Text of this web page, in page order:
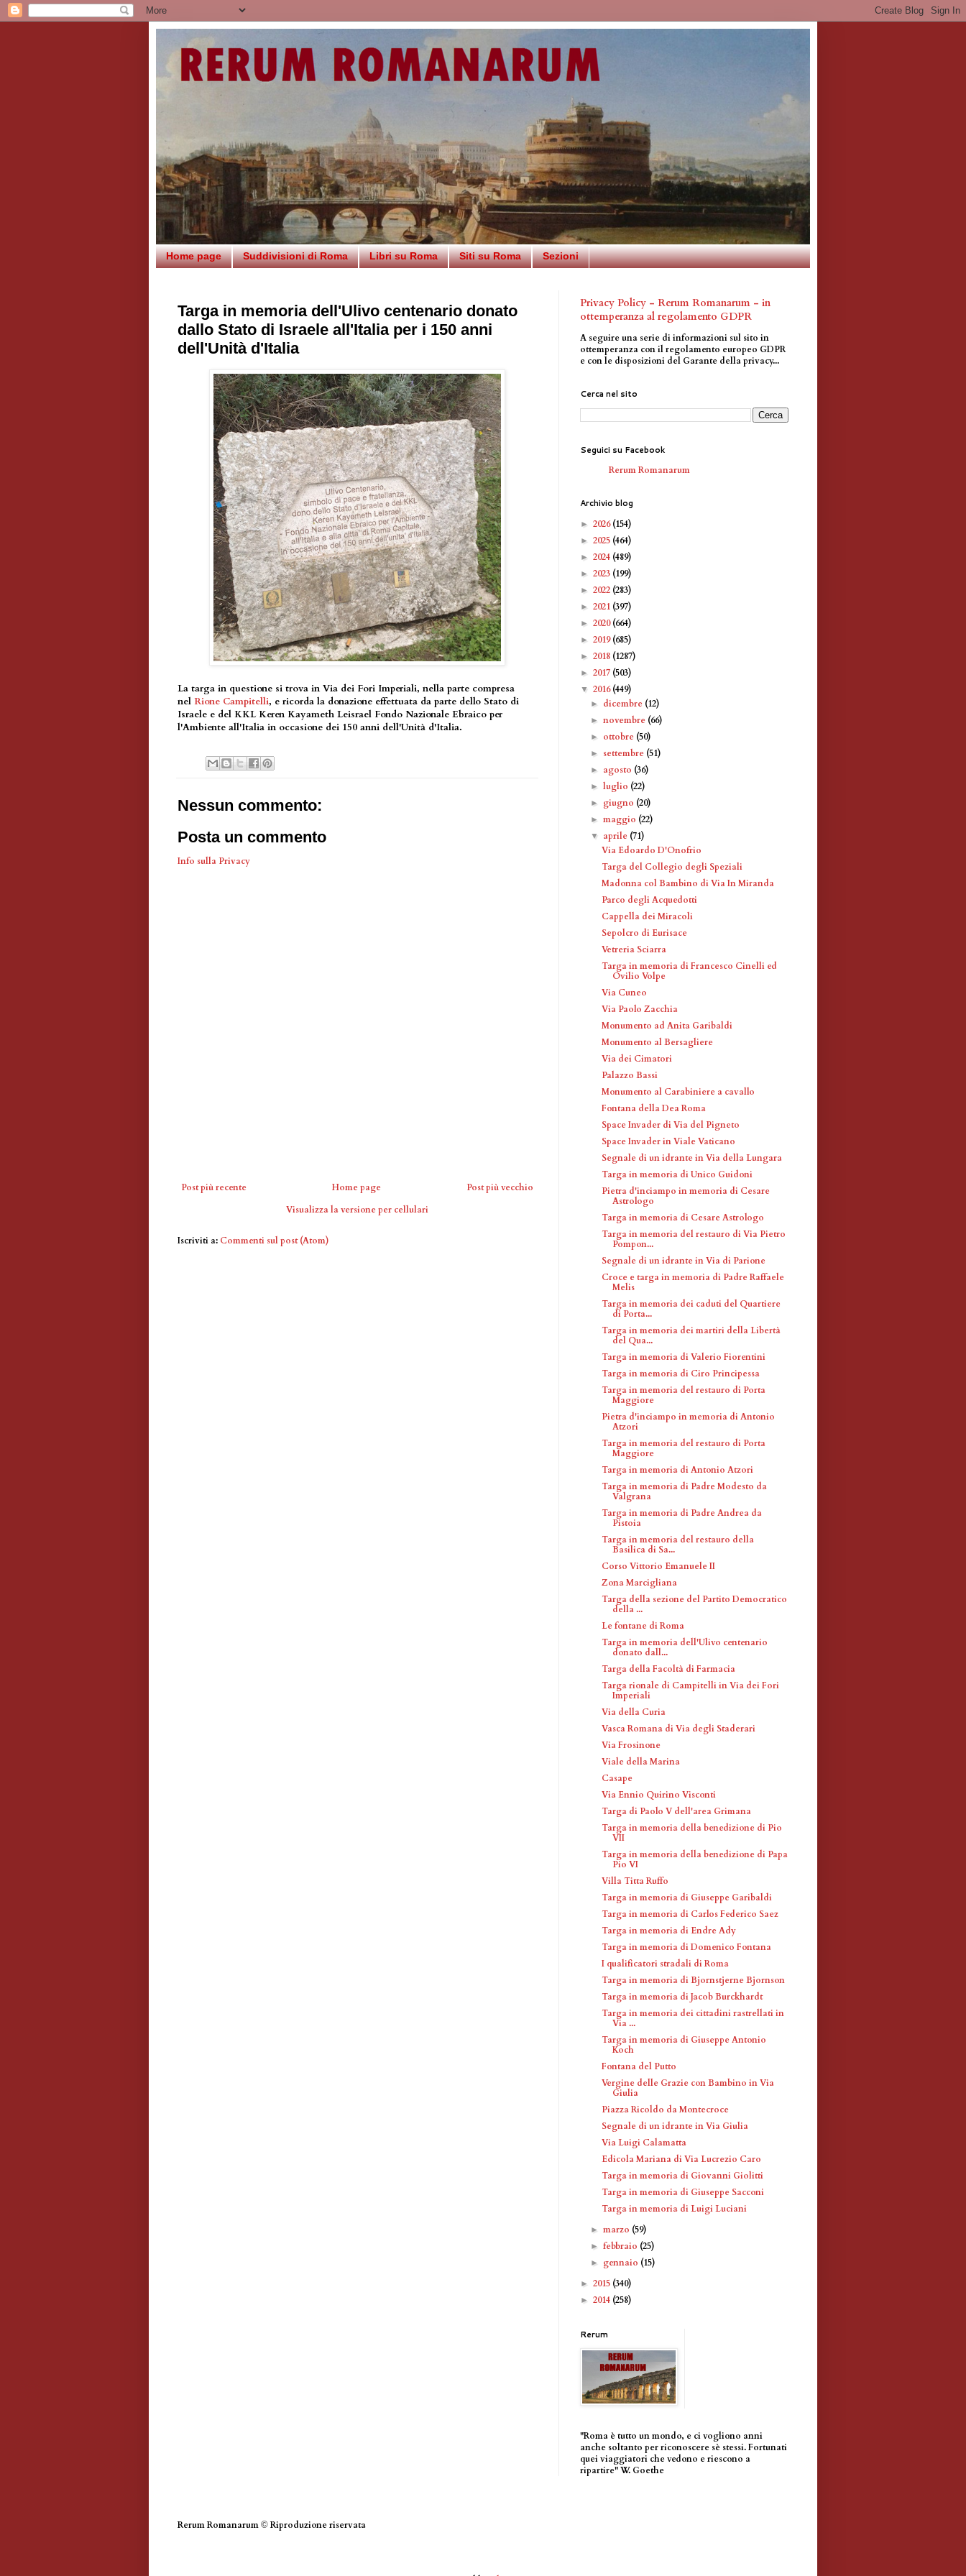
Home page Suddivisioni di Roma Libri su Roma Siti su Roma Sezioni
Targa in memoria dell'Ulivo centenario donato
dallo Stato di Israele all'Italia per i 150 anni
dell'Unità d'Italia
La targa in questione si trova in Via dei Fori Imperiali, nella parte compresa
nel Rione Campitelli, e ricorda la donazione effettuata da parte dello Stato di
Israele e del KKL Keren Kayameth Leisrael Fondo Nazionale Ebraico per
l'Ambiente all'Italia in occasione dei 150 anni dell'Unità d'Italia.
Nessun commento:
Posta un commento
Info sulla Privacy
Post più recente Post più vecchio
Home page
Visualizza la versione per cellulari
Iscriviti a: Commenti sul post (Atom)
Privacy Policy - Rerum Romanarum - in
ottemperanza al regolamento GDPR
A seguire una serie di informazioni sul sito in
ottemperanza con il regolamento europeo GDPR
e con le disposizioni del Garante della privacy...
Cerca nel sito
Seguici su Facebook
Rerum Romanarum
Archivio blog
► 2026(154)
► 2025 (464)
► 2024 (489)
► 2023 (199)
► 2022 (283)
► 2021 (397)
► 2020(664)
► 2019(685)
► 2018 (1287)
► 2017 (503)
▼ 2016(449)
► dicembre (12)
►novembre (66)
► ottobre (50)
► settembre (51)
► agosto (36)
►luglio (22)
► giugno (20)
►maggio (22)
▼ aprile (71)
Via Edoardo D'Onofrio
Targa del Collegio degli Speziali
Madonna col Bambino di Via In Miranda
Parco degli Acquedotti
Cappella dei Miracoli
Sepolcro di Eurisace
Vetreria Sciarra
Targa in memoria di Francesco Cinelli ed
Ovilio Volpe
Via Cuneo
Via Paolo Zacchia
Monumento ad Anita Garibaldi
Monumento al Bersagliere
Via dei Cimatori
Palazzo Bassi
Monumento al Carabiniere a cavallo
Fontana della Dea Roma
Space Invader di Via del Pigneto
Space Invader in Viale Vaticano
Segnale di un idrante in Via della Lungara
Targa in memoria di Unico Guidoni
Pietra d'inciampo in memoria di Cesare
Astrologo
Targa in memoria di Cesare Astrologo
Targa in memoria del restauro di Via Pietro
Pompon...
Segnale di un idrante in Via di Parione
Croce e targa in memoria di Padre Raffaele
Melis
Targa in memoria dei caduti del Quartiere
di Porta...
Targa in memoria dei martiri della Libertà
del Qua...
Targa in memoria di Valerio Fiorentini
Targa in memoria di Ciro Principessa
Targa in memoria del restauro di Porta
Maggiore
Pietra d'inciampo in memoria di Antonio
Atzori
Targa in memoria del restauro di Porta
Maggiore
Targa in memoria di Antonio Atzori
Targa in memoria di Padre Modesto da
Valgrana
Targa in memoria di Padre Andrea da
Pistoia
Targa in memoria del restauro della
Basilica di Sa...
Corso Vittorio Emanuele II
Zona Marcigliana
Targa della sezione del Partito Democratico
della ...
Le fontane di Roma
Targa in memoria dell'Ulivo centenario
donato dall...
Targa della Facoltà di Farmacia
Targa rionale di Campitelli in Via dei Fori
Imperiali
Via della Curia
Vasca Romana di Via degli Staderari
Via Frosinone
Viale della Marina
Casape
Via Ennio Quirino Visconti
Targa di Paolo V dell'area Grimana
Targa in memoria della benedizione di Pio
VII
Targa in memoria della benedizione di Papa
Pio VI
Villa Titta Ruffo
Targa in memoria di Giuseppe Garibaldi
Targa in memoria di Carlos Federico Saez
Targa in memoria di Endre Ady
Targa in memoria di Domenico Fontana
I qualificatori stradali di Roma
Targa in memoria di Bjornstjerne Bjornson
Targa in memoria di Jacob Burckhardt
Targa in memoria dei cittadini rastrellati in
Via ...
Targa in memoria di Giuseppe Antonio
Koch
Fontana del Putto
Vergine delle Grazie con Bambino in Via
Giulia
Piazza Ricoldo da Montecroce
Segnale di un idrante in Via Giulia
Via Luigi Calamatta
Edicola Mariana di Via Lucrezio Caro
Targa in memoria di Giovanni Giolitti
Targa in memoria di Giuseppe Sacconi
Targa in memoria di Luigi Luciani
►marzo (59)
►febbraio (25)
► gennaio (15)
► 2015 (340)
► 2014 (258)
Rerum
"Roma è tutto un mondo, e ci vogliono anni
anche soltanto per riconoscere sè stessi. Fortunati
quei viaggiatori che vedono e riescono a
ripartire" W. Goethe
Rerum Romanarum © Riproduzione riservata